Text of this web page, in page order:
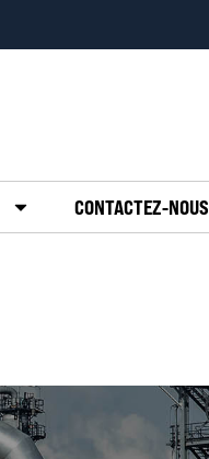
CONTACTEZ-NOUS